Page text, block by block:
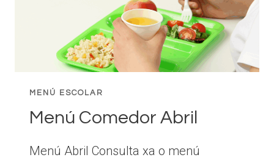
MENÚ ESCOLAR
Menú Comedor Abril
Menú Abril Consulta xa o menú